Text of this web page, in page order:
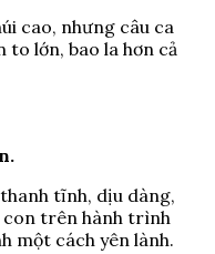
cao, nhưng câu ca
to lớn, bao la hơn cả
tĩnh, dịu dàng,
con trên hành trình
một cách yên lành.